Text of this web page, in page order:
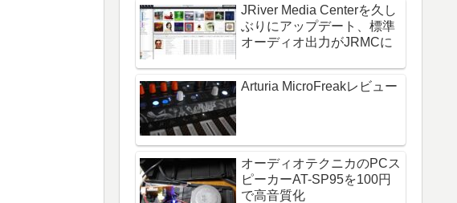
JRiver Media Centerを久し
ぶりにアップデート、標準
オーディオ出力がJRMCに
Arturia MicroFreakレビュー
オーディオテクニカのPCス
ピーカーAT-SP95を100円
で高音質化